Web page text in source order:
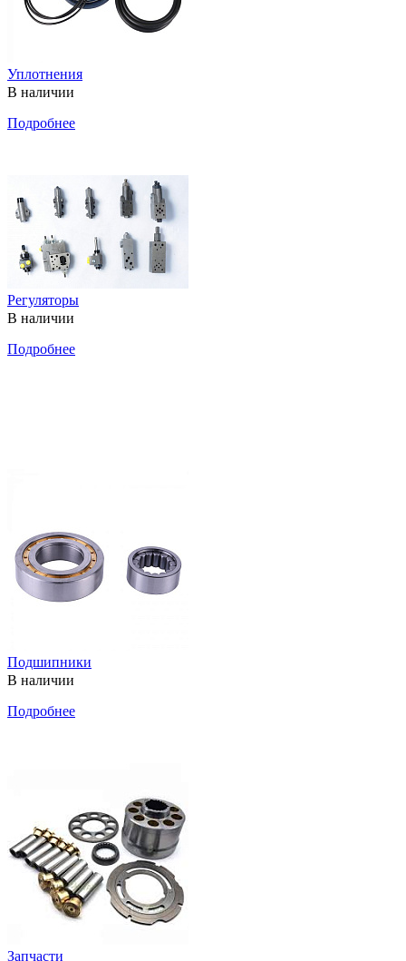
Уплотнения
В наличии
Подробнее
Регуляторы
В наличии
Подробнее
Подшипники
В наличии
Подробнее
Запчасти